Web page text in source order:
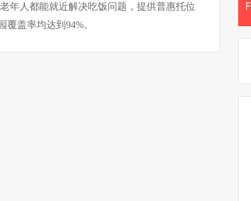
年人都能就近解决吃饭问题，提供普惠托位
覆盖率均达到94%。